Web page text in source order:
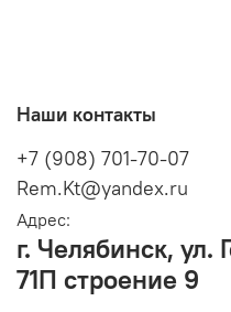
Наши контакты
+7 (908) 701-70-07
Rem.Kt@yandex.ru
Адрес:
г. Челябинск, ул.
71П строение 9